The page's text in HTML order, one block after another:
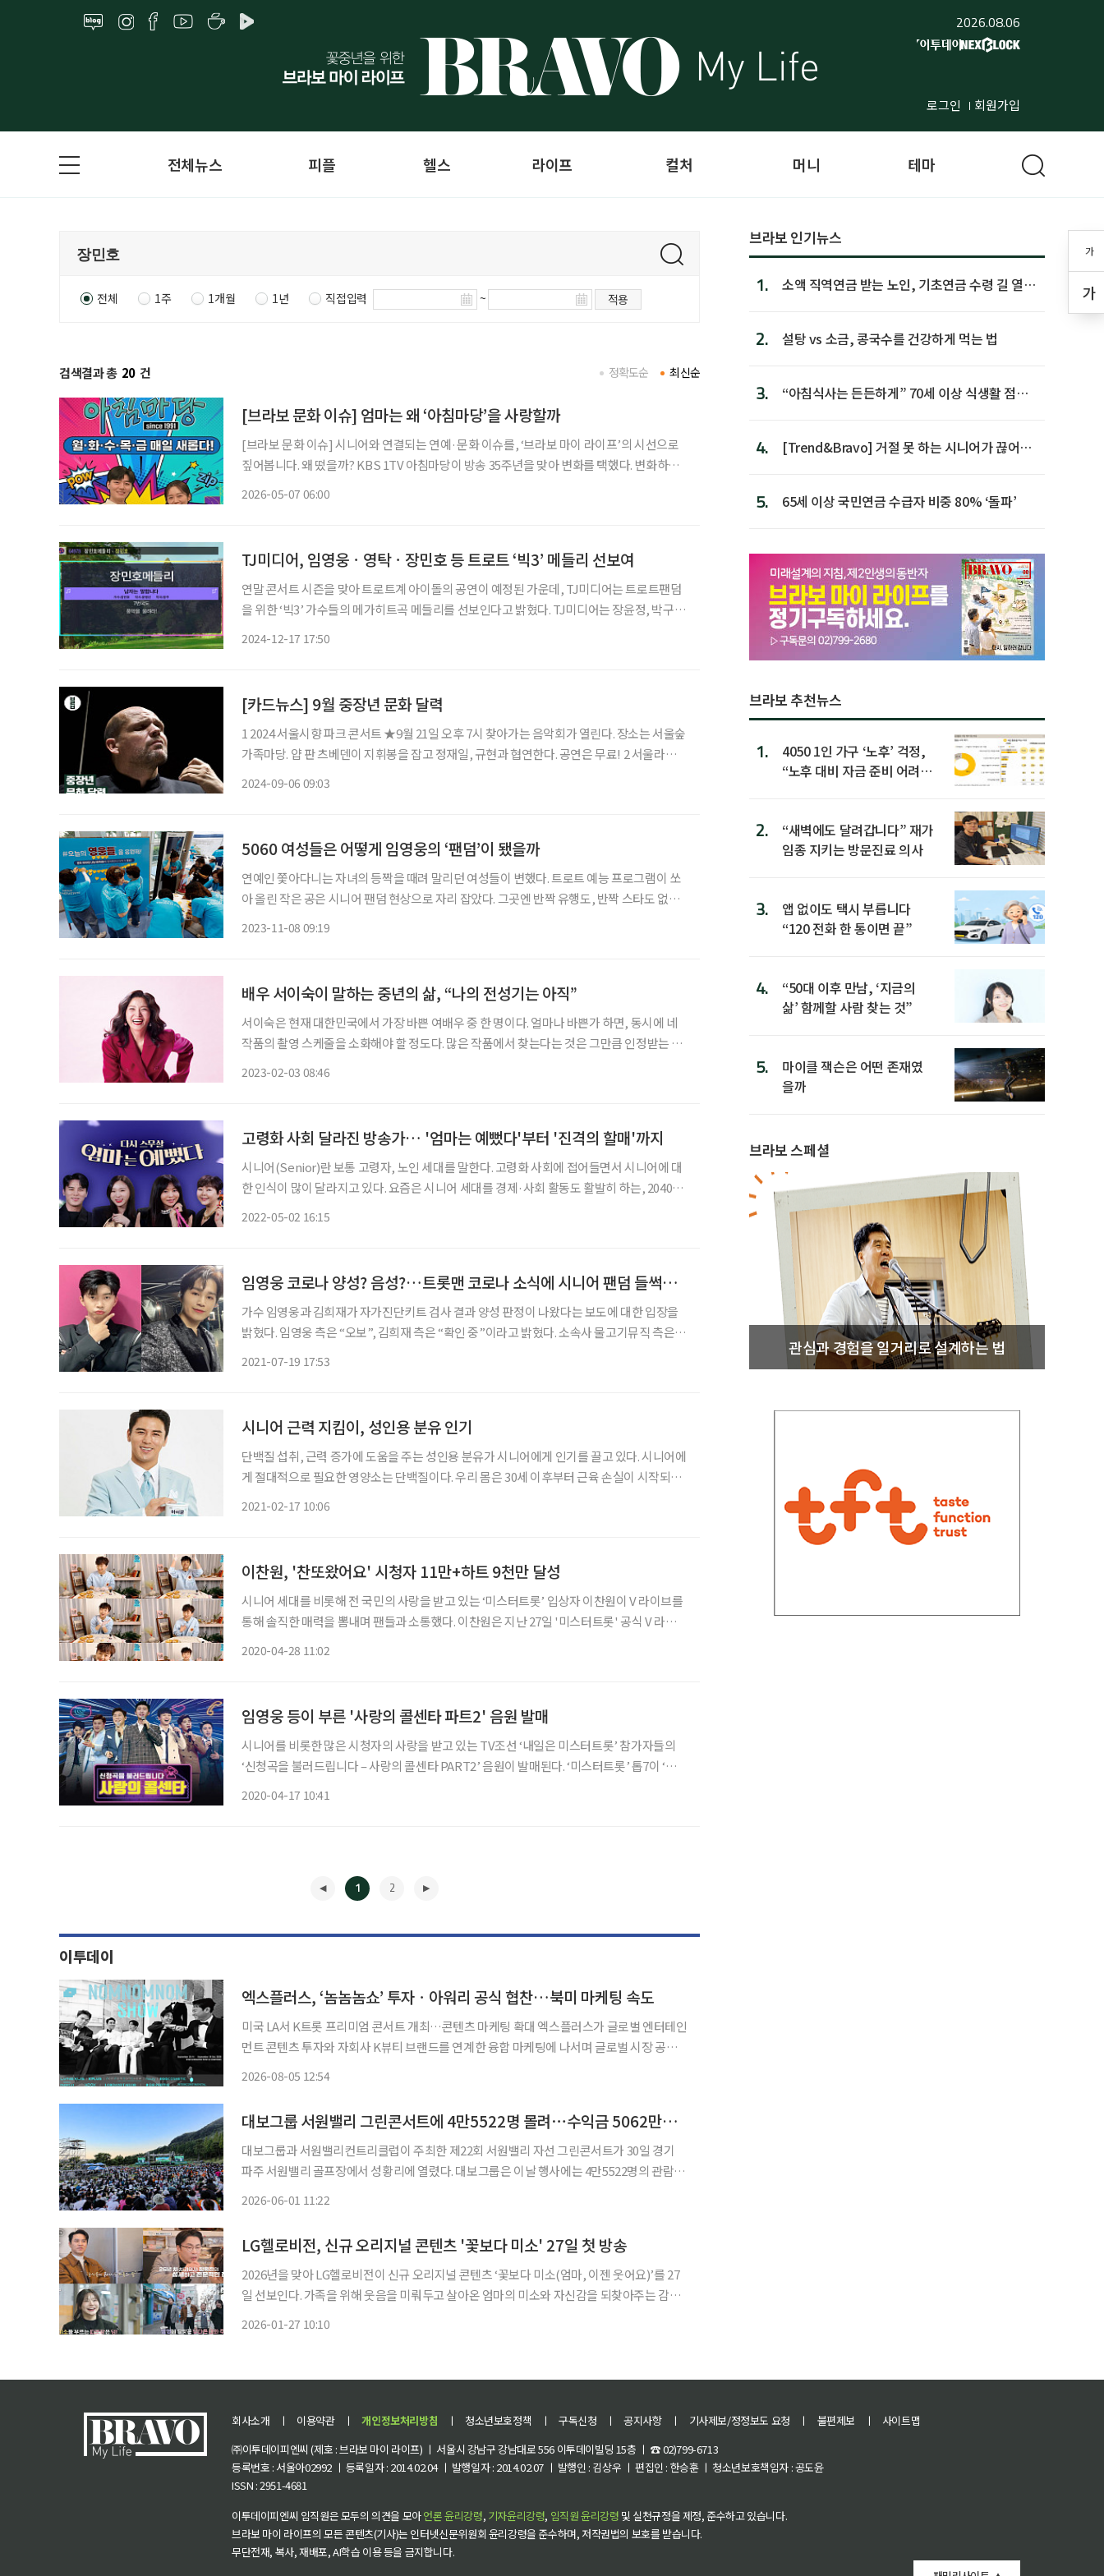
2026.08.06
로그인 회원가입
가
가
전체뉴스 피플 헬스 라이프 컬처 머니 테마
전체 1주 1개월 1년 직접입력 ~ 적용
검색결과 총 20 건 최신순
정확도순
[브라보 문화 이슈] 엄마는 왜 ‘아침마당’을 사랑할까
[브라보 문화 이슈] 시니어와 연결되는 연예·문화 이슈를, ‘브라보 마이 라이프’의 시선으로
짚어봅니다. 왜 떴을까? KBS 1TV 아침마당이 방송 35주년을 맞아 변화를 택했다. 변화하는
2026-05-07 06:00
TJ미디어, 임영웅ㆍ영탁ㆍ장민호 등 트로트 ‘빅3’ 메들리 선보여
연말 콘서트 시즌을 맞아 트로트계 아이돌의 공연이 예정된 가운데, TJ미디어는 트로트팬덤
을 위한 ‘빅3’ 가수들의 메가히트곡 메들리를 선보인다고 밝혔다. TJ미디어는 장윤정, 박구
2024-12-17 17:50
[카드뉴스] 9월 중장년 문화 달력
1 2024 서울시향 파크 콘서트 ★9월 21일 오후 7시 찾아가는 음악회가 열린다. 장소는 서울숲
가족마당. 얍 판 츠베덴이 지휘봉을 잡고 정재일, 규현과 협연한다. 공연은 무료! 2 서울라이트
2024-09-06 09:03
5060 여성들은 어떻게 임영웅의 ‘팬덤’이 됐을까
연예인 쫓아다니는 자녀의 등짝을 때려 말리던 여성들이 변했다. 트로트 예능 프로그램이 쏘
아 올린 작은 공은 시니어 팬덤 현상으로 자리 잡았다. 그곳엔 반짝 유행도, 반짝 스타도 없었
2023-11-08 09:19
배우 서이숙이 말하는 중년의 삶, “나의 전성기는 아직”
서이숙은 현재 대한민국에서 가장 바쁜 여배우 중 한 명이다. 얼마나 바쁜가 하면, 동시에 네
작품의 촬영 스케줄을 소화해야 할 정도다. 많은 작품에서 찾는다는 것은 그만큼 인정받는 배
2023-02-03 08:46
고령화 사회 달라진 방송가… '엄마는 예뻤다'부터 '진격의 할매'까지
시니어(Senior)란 보통 고령자, 노인 세대를 말한다. 고령화 사회에 접어들면서 시니어에 대
한 인식이 많이 달라지고 있다. 요즘은 시니어 세대를 경제·사회 활동도 활발히 하는, 2040세
2022-05-02 16:15
임영웅 코로나 양성? 음성?…트롯맨 코로나 소식에 시니어 팬덤 들썩들썩
가수 임영웅과 김희재가 자가진단키트 검사 결과 양성 판정이 나왔다는 보도에 대한 입장을
밝혔다. 임영웅 측은 “오보”, 김희재 측은 “확인 중”이라고 밝혔다. 소속사 물고기뮤직 측은
2021-07-19 17:53
시니어 근력 지킴이, 성인용 분유 인기
단백질 섭취, 근력 증가에 도움을 주는 성인용 분유가 시니어에게 인기를 끌고 있다. 시니어에
게 절대적으로 필요한 영양소는 단백질이다. 우리 몸은 30세 이후부터 근육 손실이 시작되고,
2021-02-17 10:06
이찬원, '찬또왔어요' 시청자 11만+하트 9천만 달성
시니어 세대를 비롯해 전 국민의 사랑을 받고 있는 ‘미스터트롯’ 입상자 이찬원이 V 라이브를
통해 솔직한 매력을 뽐내며 팬들과 소통했다. 이찬원은 지난 27일 '미스터트롯' 공식 V 라이브
2020-04-28 11:02
임영웅 등이 부른 '사랑의 콜센타 파트2' 음원 발매
시니어를 비롯한 많은 시청자의 사랑을 받고 있는 TV조선 ‘내일은 미스터트롯’ 참가자들의
‘신청곡을 불러드립니다 – 사랑의 콜센타 PART2’ 음원이 발매된다. ‘미스터트롯’ 톱7이 ‘사랑
2020-04-17 10:41
1 2
이투데이
엑스플러스, ‘놈놈놈쇼’ 투자ㆍ아워리 공식 협찬…북미 마케팅 속도
미국 LA서 K트롯 프리미엄 콘서트 개최…콘텐츠 마케팅 확대 엑스플러스가 글로벌 엔터테인
먼트 콘텐츠 투자와 자회사 K뷰티 브랜드를 연계한 융합 마케팅에 나서며 글로벌 시장 공략
2026-08-05 12:54
대보그룹 서원밸리 그린콘서트에 4만5522명 몰려⋯수익금 5062만원 기부
대보그룹과 서원밸리컨트리클럽이 주최한 제22회 서원밸리 자선 그린콘서트가 30일 경기
파주 서원밸리 골프장에서 성황리에 열렸다. 대보그룹은 이날 행사에는 4만5522명의 관람객
2026-06-01 11:22
LG헬로비전, 신규 오리지널 콘텐츠 '꽃보다 미소' 27일 첫 방송
2026년을 맞아 LG헬로비전이 신규 오리지널 콘텐츠 ‘꽃보다 미소(엄마, 이젠 웃어요)’를 27
일 선보인다. 가족을 위해 웃음을 미뤄두고 살아온 엄마의 미소와 자신감을 되찾아주는 감동
2026-01-27 10:10
브라보 인기뉴스
1.
소액 직역연금 받는 노인, 기초연금 수령 길 열린
2. 설탕 vs 소금, 콩국수를 건강하게 먹는 법
3.
“아침식사는 든든하게” 70세 이상 식생활 점수
4.
[Trend&Bravo] 거절 못 하는 시니어가 끊어야
5. 65세 이상 국민연금 수급자 비중 80% ‘돌파’
브라보 추천뉴스
1.
4050 1인 가구 ‘노후’ 걱정,
“노후 대비 자금 준비 어려
2.
“새벽에도 달려갑니다” 재가
임종 지키는 방문진료 의사
3.
앱 없이도 택시 부릅니다
“120 전화 한 통이면 끝”
4.
“50대 이후 만남, ‘지금의
삶’ 함께할 사람 찾는 것”
5.
마이클 잭슨은 어떤 존재였
을까
브라보 스페셜
관심과 경험을 일거리로 설계하는 법
회사소개 ㅣ 이용약관 ㅣ 개인정보처리방침 ㅣ 청소년보호정책 ㅣ 구독신청 ㅣ 공지사항 ㅣ 기사제보/정정보도 요청 ㅣ 불편제보 ㅣ
사이트맵
㈜이투데이피엔씨 (제호 : 브라보 마이 라이프) ㅣ 서울시 강남구 강남대로 556 이투데이빌딩 15층 ㅣ ☎ 02)799-6713
등록번호 : 서울아02992 ㅣ 등록일자 : 2014.02.04 ㅣ 발행일자 : 2014.02.07 ㅣ 발행인 : 김상우 ㅣ 편집인 : 한승훈 ㅣ 청소년보호책임자 : 공도윤
ISSN : 2951-4681
이투데이피엔씨 임직원은 모두의 의견을 모아언론 윤리강령, 기자윤리강령, 임직원 윤리강령 및 실천규정을 제정, 준수하고 있습니다.
브라보 마이 라이프의 모든 콘텐츠(기사)는 인터넷신문위원회 윤리강령을 준수하며, 저작권법의 보호를 받습니다.
무단전재, 복사, 재배포, AI학습 이용 등을 금지합니다.